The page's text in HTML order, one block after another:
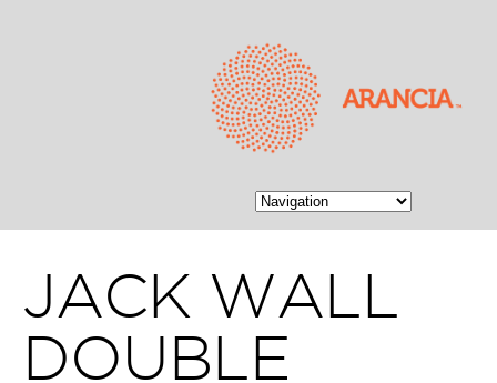
JACK WALL
DOUBLE